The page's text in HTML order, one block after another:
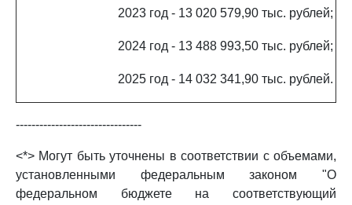
2023 год - 13 020 579,90 тыс. рублей;
2024 год - 13 488 993,50 тыс. рублей;
2025 год - 14 032 341,90 тыс. рублей.
--------------------------------
<*> Могут быть уточнены в соответствии с объемами,
установленными федеральным законом "О
федеральном бюджете на соответствующий